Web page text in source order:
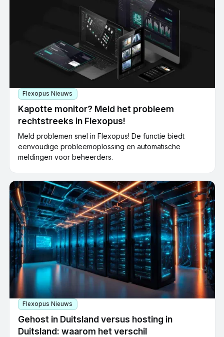
Flexopus Nieuws
Kapotte monitor? Meld het probleem
rechtstreeks in Flexopus!
Meld problemen snel in Flexopus! De functie biedt
eenvoudige probleemoplossing en automatische
meldingen voor beheerders.
Flexopus Nieuws
Gehost in Duitsland versus hosting in
Duitsland: waarom het verschil